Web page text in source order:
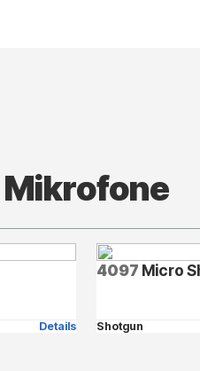
Details
4097 Micro
Shotgun